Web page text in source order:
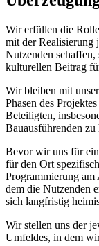
Wir erfüllen die
mit der Realisierung
Nutzenden schaffen,
kulturellen Beitrag
Wir bleiben mit
Phasen des
Beteiligten,
Bauausführenden zu
Bevor wir uns für
für den Ort
Programmierung
dem die Nutzenden
sich langfristig
Wir stellen uns der
Umfeldes, in dem